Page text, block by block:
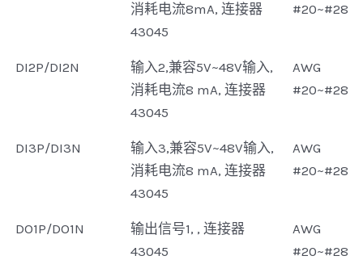
消耗电流8mA, 连接器
43045
#20~#28
DI2P/DI2N
输入2,兼容5V~48V输入,
消耗电流8 mA, 连接器
43045
AWG
#20~#28
DI3P/DI3N
输入3,兼容5V~48V输入,
消耗电流8 mA, 连接器
43045
AWG
#20~#28
DO1P/DO1N
输出信号1, , 连接器
43045
AWG
#20~#28